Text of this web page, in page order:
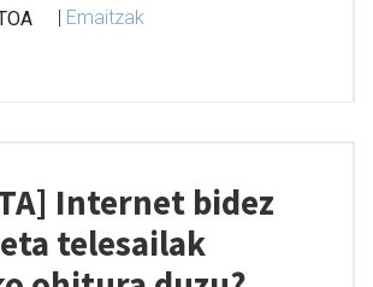
| Emaitzak
Internet bidez
telesailak